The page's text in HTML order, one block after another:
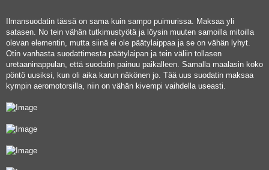
Ilmansuodatin tässä on sama kuin sampo puimurissa. Maksaa yli
satasen. No tein vähän tutkimustyötä ja löysin muuten samoilla mitoilla
olevan elementin, mutta siinä ei ole päätylaippaa ja se on vähän lyhyt.
Otin vanhasta suodattimesta päätylaipan ja tein väliin tollasen
uretaaninappulan, että suodatin painuu paikalleen. Samalla maalasin koko
pöntö uusiksi, kun oli aika karun näkönen jo. Tää uus suodatin maksaa
kympin aeromotorsilla, niin on vähän kivempi vaihdella useasti.